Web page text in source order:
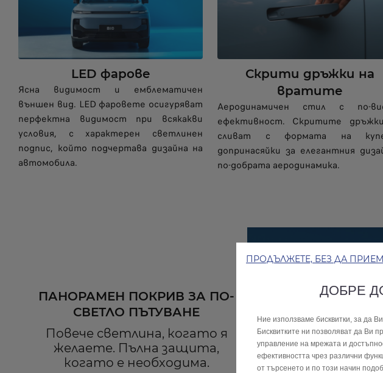
LED фарове
Ясна видимост и емблематичен
външен вид. LED фаровете осигуряват
перфектна видимост при всякакви
условия, с характерен светлинен
подпис, който подчертава дизайна на
автомобила.
Скрити дръжки на
вратите
Аеродинамичен стил с по-
ефективност. Скритите
сливат с формата на
допринасяйки за елегантния
по-добрата аеродинамика.
ПАНОРАМЕН ПОКРИВ ЗА ПО-
СВЕТЛО ПЪТУВАНЕ
Повече светлина, когато я
желаете. Пълна защита,
когато е необходима.
ПРОДЪЛЖЕТЕ, БЕЗ ДА
ДОБРЕ
Ние използваме бисквитки, за да
Бисквитките ни позволяват да Ви
управление на мрежата и
ефективността чрез различни
от търсенето и по този начин